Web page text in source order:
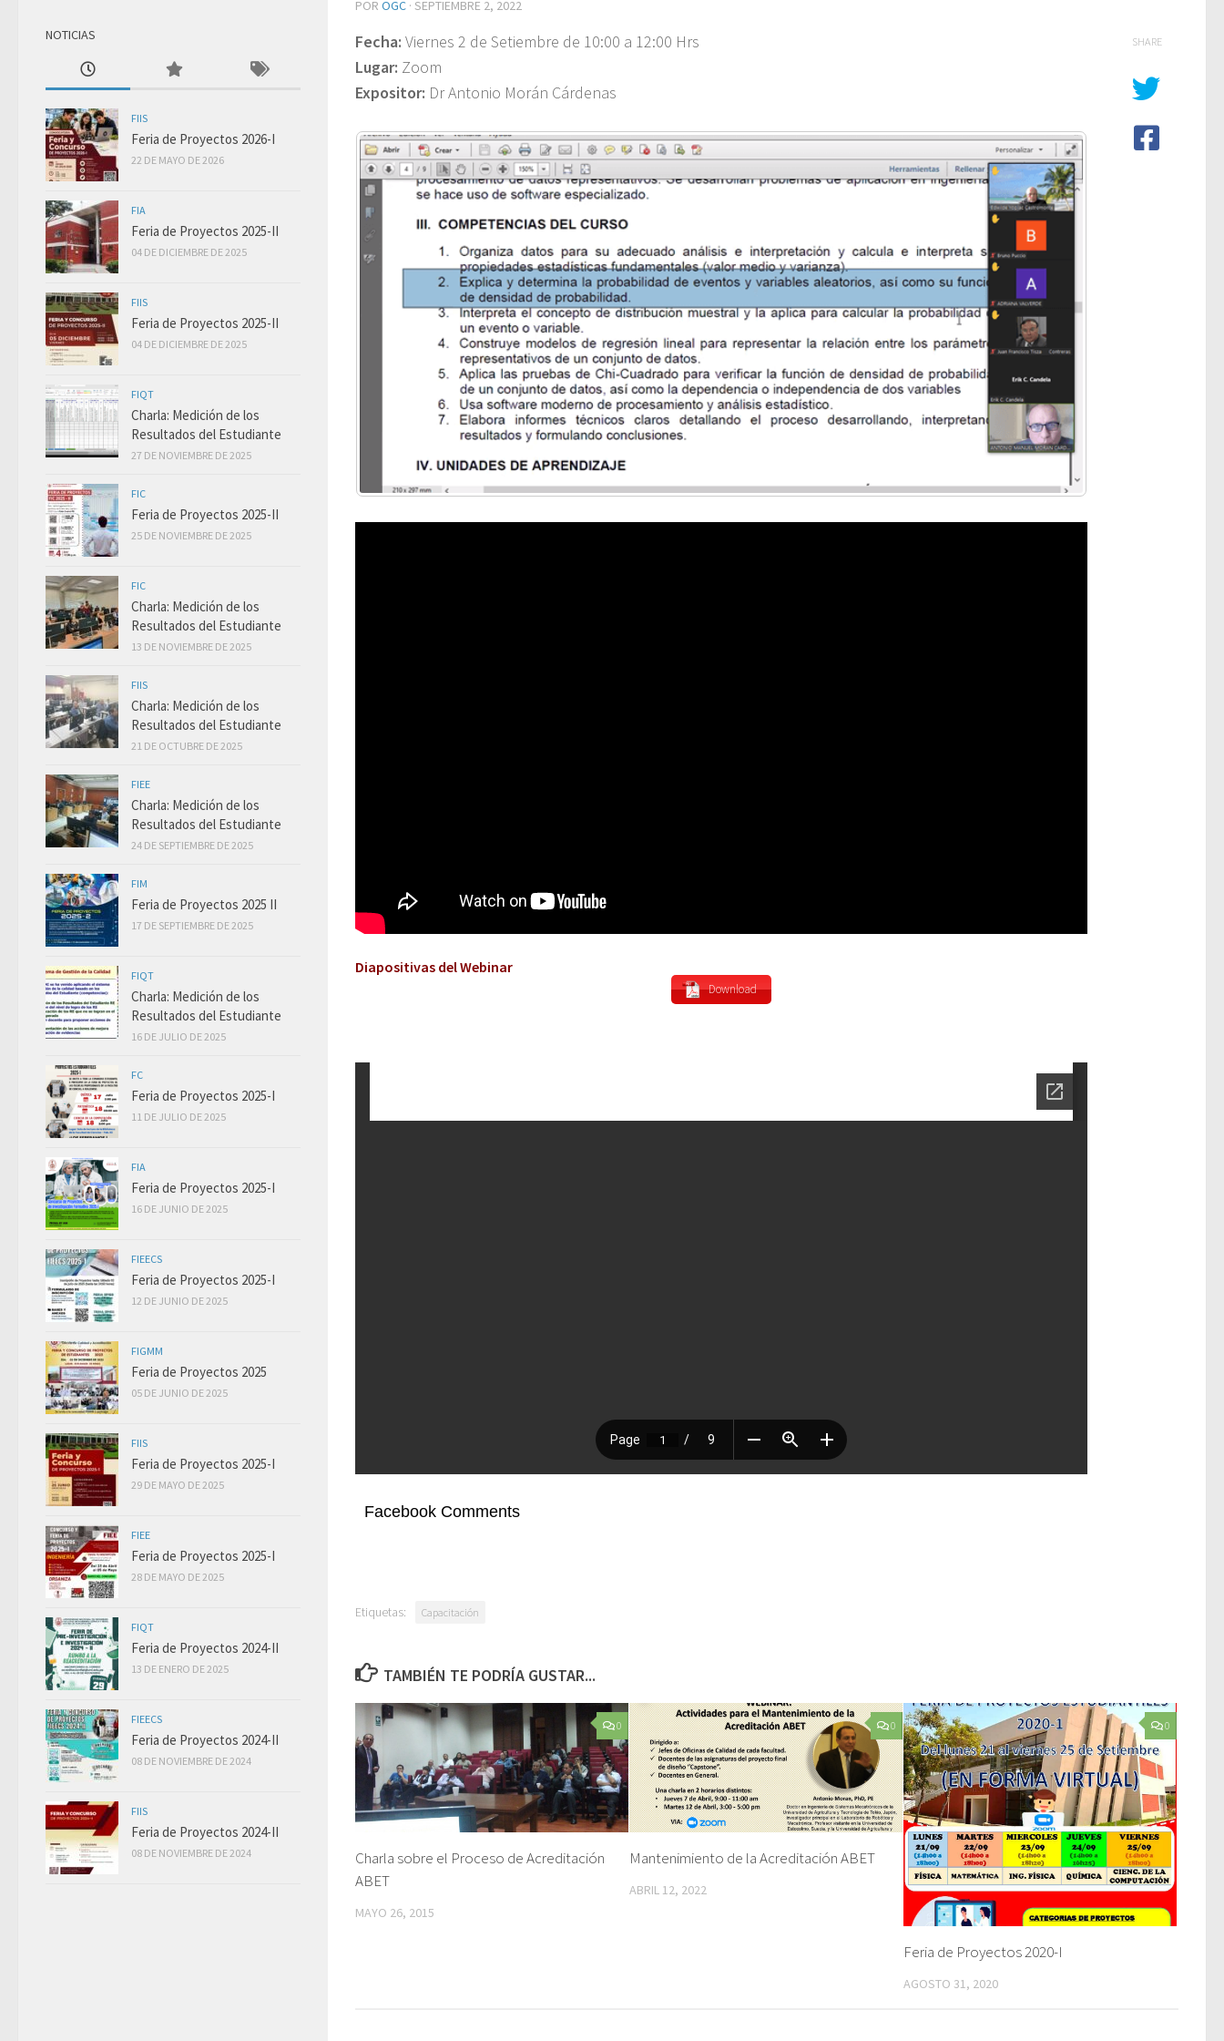
POR OGC · SEPTIEMBRE 2, 2022
Fecha: Viernes 2 de Setiembre de 10:00 a 12:00 Hrs
Lugar: Zoom
Expositor: Dr Antonio Morán Cárdenas
Diapositivas del Webinar
Download
Facebook Comments
SHARE
Etiquetas: Capacitación
TAMBIÉN TE PODRÍA GUSTAR...
0
Charla sobre el Proceso de Acreditación
ABET
MAYO 26, 2015
0
Mantenimiento de la Acreditación ABET
ABRIL 12, 2022
0
Feria de Proyectos 2020-I
AGOSTO 31, 2020
NOTICIAS
FIIS
Feria de Proyectos 2026-I
22 DE MAYO DE 2026
FIA
Feria de Proyectos 2025-II
04 DE DICIEMBRE DE 2025
FIIS
Feria de Proyectos 2025-II
04 DE DICIEMBRE DE 2025
FIQT
Charla: Medición de los
Resultados del Estudiante
27 DE NOVIEMBRE DE 2025
FIC
Feria de Proyectos 2025-II
25 DE NOVIEMBRE DE 2025
FIC
Charla: Medición de los
Resultados del Estudiante
13 DE NOVIEMBRE DE 2025
FIIS
Charla: Medición de los
Resultados del Estudiante
21 DE OCTUBRE DE 2025
FIEE
Charla: Medición de los
Resultados del Estudiante
24 DE SEPTIEMBRE DE 2025
FIM
Feria de Proyectos 2025 II
17 DE SEPTIEMBRE DE 2025
FIQT
Charla: Medición de los
Resultados del Estudiante
16 DE JULIO DE 2025
FC
Feria de Proyectos 2025-I
11 DE JULIO DE 2025
FIA
Feria de Proyectos 2025-I
16 DE JUNIO DE 2025
FIEECS
Feria de Proyectos 2025-I
12 DE JUNIO DE 2025
FIGMM
Feria de Proyectos 2025
05 DE JUNIO DE 2025
FIIS
Feria de Proyectos 2025-I
29 DE MAYO DE 2025
FIEE
Feria de Proyectos 2025-I
28 DE MAYO DE 2025
FIQT
Feria de Proyectos 2024-II
13 DE ENERO DE 2025
FIEECS
Feria de Proyectos 2024-II
08 DE NOVIEMBRE DE 2024
FIIS
Feria de Proyectos 2024-II
08 DE NOVIEMBRE DE 2024